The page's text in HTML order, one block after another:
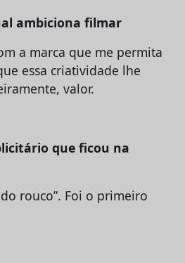
ambiciona filmar
a marca que me permita
essa criatividade lhe
valor.
que ficou na
rouco”. Foi o primeiro